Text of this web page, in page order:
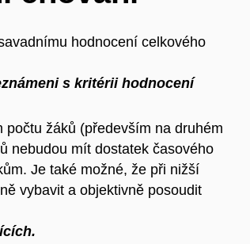
hodnocení celkového
s kritérii hodnocení
žáků (především na druhém
nebudou mít dostatek časového
Je také možné, že při nižší
vybavit a objektivně posoudit